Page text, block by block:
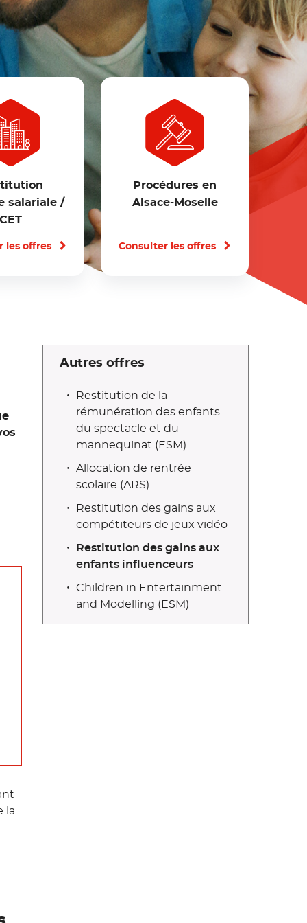
salariale /
CET
les offres
Procédures en
Alsace-Moselle
Consulter les offres
la
Autres offres
Restitution de la
rémunération des enfants
du spectacle et du
mannequinat (ESM)
Allocation de rentrée
scolaire (ARS)
Restitution des gains aux
compétiteurs de jeux vidéo
Restitution des gains aux
enfants influenceurs
Children in Entertainment
and Modelling (ESM)